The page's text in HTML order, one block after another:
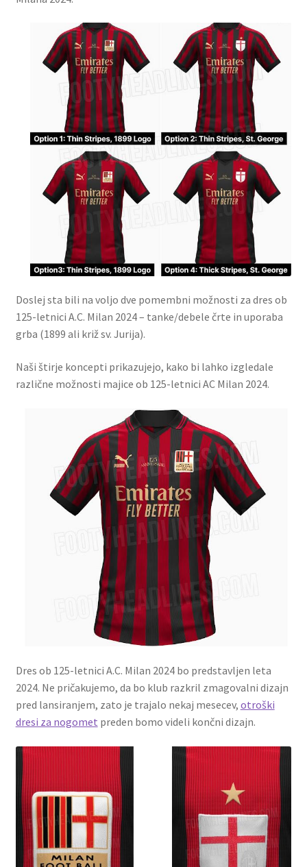
Doslej sta bili na voljo dve pomembni možnosti za dres ob
125-letnici A.C. Milan 2024 – tanke/debele črte in uporaba
grba (1899 ali križ sv. Jurija).
Naši štirje koncepti prikazujejo, kako bi lahko izgledale
različne možnosti majice ob 125-letnici AC Milan 2024.
Dres ob 125-letnici A.C. Milan 2024 bo predstavljen leta
2024. Ne pričakujemo, da bo klub razkril zmagovalni dizajn
pred lansiranjem, zato je trajalo nekaj mesecev, otroški
dresi za nogomet preden bomo videli končni dizajn.